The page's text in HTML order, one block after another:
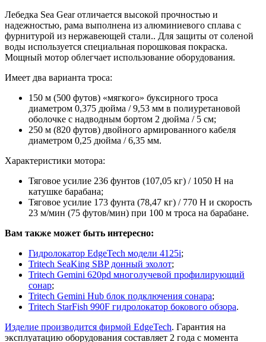
Лебедка Sea Gear отличается высокой прочностью и
надежностью, рама выполнена из алюминиевого сплава с
фурнитурой из нержавеющей стали.. Для защиты от соленой
воды используется специальная порошковая покраска.
Мощный мотор облегчает использование оборудования.
Имеет два варианта троса:
150 м (500 футов) «мягкого» буксирного троса
диаметром 0,375 дюйма / 9,53 мм в полиуретановой
оболочке с надводным бортом 2 дюйма / 5 см;
250 м (820 футов) двойного армированного кабеля
диаметром 0,25 дюйма / 6,35 мм.
Характеристики мотора:
Тяговое усилие 236 фунтов (107,05 кг) / 1050 Н на
катушке барабана;
Тяговое усилие 173 фунта (78,47 кг) / 770 Н и скорость
23 м/мин (75 футов/мин) при 100 м троса на барабане.
Вам также может быть интересно:
Гидролокатор EdgeTech модели 4125i;
Tritech SeaKing SBP донный эхолот;
Tritech Gemini 620pd многолучевой профилирующий
сонар;
Tritech Gemini Hub блок подключения сонара;
Tritech StarFish 990F гидролокатор бокового обзора.
Изделие производится фирмой EdgeTech. Гарантия на
эксплуатацию оборудования составляет 2 года с момента